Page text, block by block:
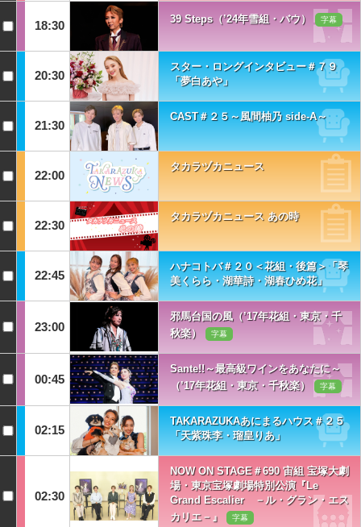
18:30 39 Steps（’24年雪組・バウ） 字幕
20:30
スター・ロングインタビュー＃７９
「夢白あや」
21:30
CAST＃２５～風間柚乃 side-A～
22:00
タカラヅカニュース
22:30
タカラヅカニュース あの時
22:45
ハナコトバ＃２０＜花組・後篇＞「琴
美くらら・湖華詩・湖春ひめ花」
23:00
邪馬台国の風（’17年花組・東京・千
秋楽）
字幕
00:45
Sante!!～最高級ワインをあなたに～
（’17年花組・東京・千秋楽）
字幕
02:15
TAKARAZUKAあにまるハウス＃２５
「天紫珠李・瑠皇りあ」
02:30
NOW ON STAGE＃690 宙組 宝塚大劇
場・東京宝塚劇場特別公演『Le
Grand Escalier －ル・グラン・エス
カリエ－』
字幕